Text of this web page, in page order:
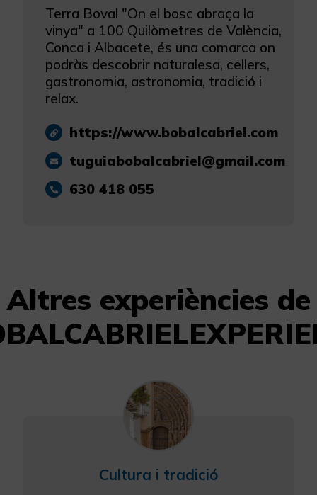
Terra Boval "On el bosc abraça la
vinya" a 100 Quilòmetres de València,
Conca i Albacete, és una comarca on
podràs descobrir naturalesa, cellers,
gastronomia, astronomia, tradició i
relax.
https://www.bobalcabriel.com
tuguiabobalcabriel@gmail.com
630 418 055
Altres experiències de
Cultura i tradició